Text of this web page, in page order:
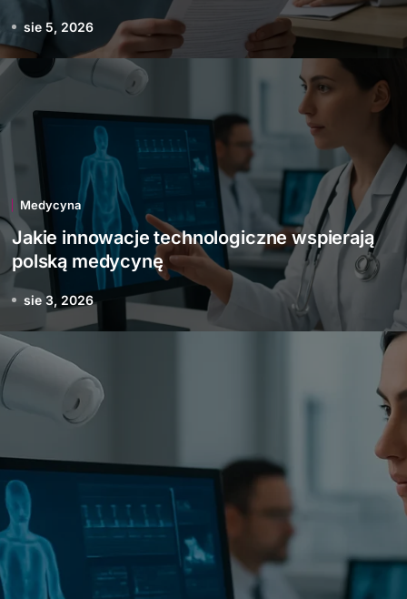
sie 5, 2026
Medycyna
Jakie innowacje technologiczne wspierają
polską medycynę
sie 3, 2026